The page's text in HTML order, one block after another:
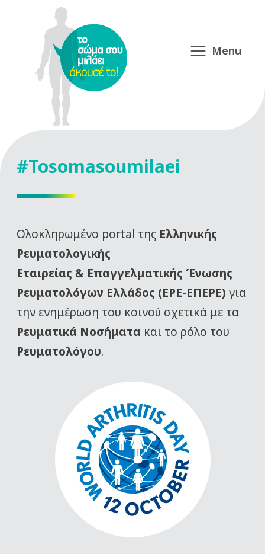
#Tosomasoumilaei
Oλοκληρωμένο portal της Ελληνικής
Ρευματολογικής
Εταιρείας & Επαγγελματικής Ένωσης
Ρευματολόγων Ελλάδος (ΕΡΕ-ΕΠΕΡΕ) για
την ενημέρωση του κοινού σχετικά με τα
Ρευματικά Νοσήματα και το ρόλο του
Ρευματολόγου.